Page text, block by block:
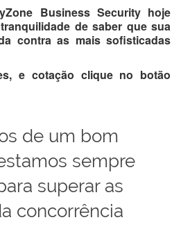
Business Security hoje
de saber que sua
contra as mais sofisticadas
e cotação clique no botão
de um bom
sempre
superar as
concorrência